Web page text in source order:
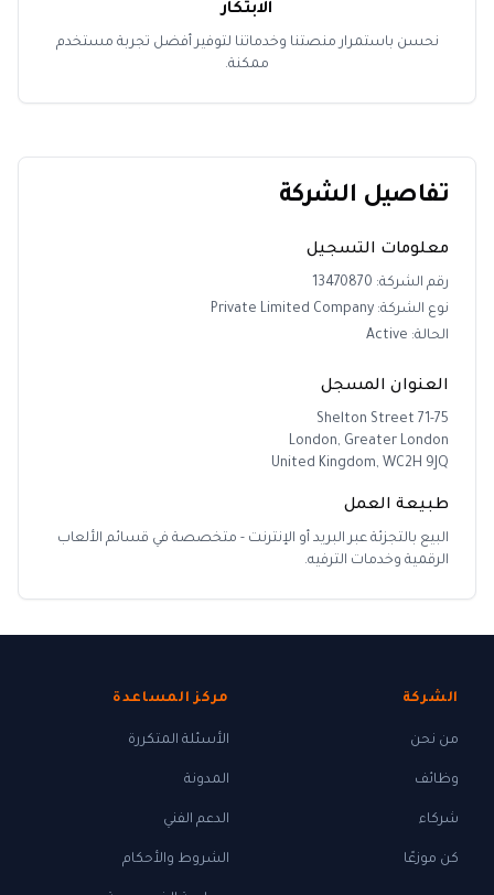
الابتكار
نحسن باستمرار منصتنا وخدماتنا لتوفير أفضل تجربة مستخدم
ممكنة.
تفاصيل الشركة
معلومات التسجيل
رقم الشركة: 13470870
نوع الشركة: Private Limited Company
الحالة: Active
العنوان المسجل
71-75 Shelton Street
London, Greater London
United Kingdom, WC2H 9JQ
طبيعة العمل
البيع بالتجزئة عبر البريد أو الإنترنت - متخصصة في قسائم الألعاب
الرقمية وخدمات الترفيه.
الشركة
من نحن
وظائف
شركاء
كن موزعًا
مركز المساعدة
الأسئلة المتكررة
المدونة
الدعم الفني
الشروط والأحكام